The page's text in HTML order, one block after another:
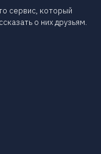
сервис, который
о них друзьям.